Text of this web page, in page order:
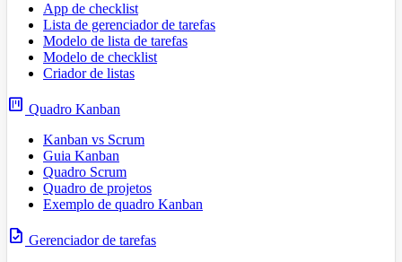
App de checklist
Lista de gerenciador de tarefas
Modelo de lista de tarefas
Modelo de checklist
Criador de listas
view_kanban Quadro Kanban
Kanban vs Scrum
Guia Kanban
Quadro Scrum
Quadro de projetos
Exemplo de quadro Kanban
task Gerenciador de tarefas